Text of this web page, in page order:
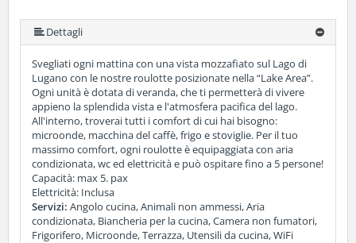
Dettagli
Svegliati ogni mattina con una vista mozzafiato sul Lago di
Lugano con le nostre roulotte posizionate nella “Lake Area”.
Ogni unità è dotata di veranda, che ti permetterà di vivere
appieno la splendida vista e l'atmosfera pacifica del lago.
All'interno, troverai tutti i comfort di cui hai bisogno:
microonde, macchina del caffè, frigo e stoviglie. Per il tuo
massimo comfort, ogni roulotte è equipaggiata con aria
condizionata, wc ed elettricità e può ospitare fino a 5 persone!
Capacità: max 5. pax
Elettricità: Inclusa
Servizi: Angolo cucina, Animali non ammessi, Aria
condizionata, Biancheria per la cucina, Camera non fumatori,
Frigorifero, Microonde, Terrazza, Utensili da cucina, WiFi